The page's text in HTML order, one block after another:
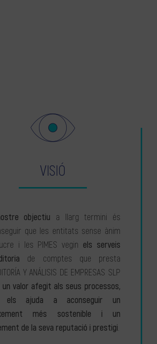
VISIÓ
objectiu a llarg termini és
que les entitats sense ànim
i les PIMES vegin els serveis
de comptes que presta
Y ANÁLISIS DE EMPRESAS SLP
un valor afegit als seus processos,
els ajuda a aconseguir un
més sostenible i un
de la seva reputació i prestigi.